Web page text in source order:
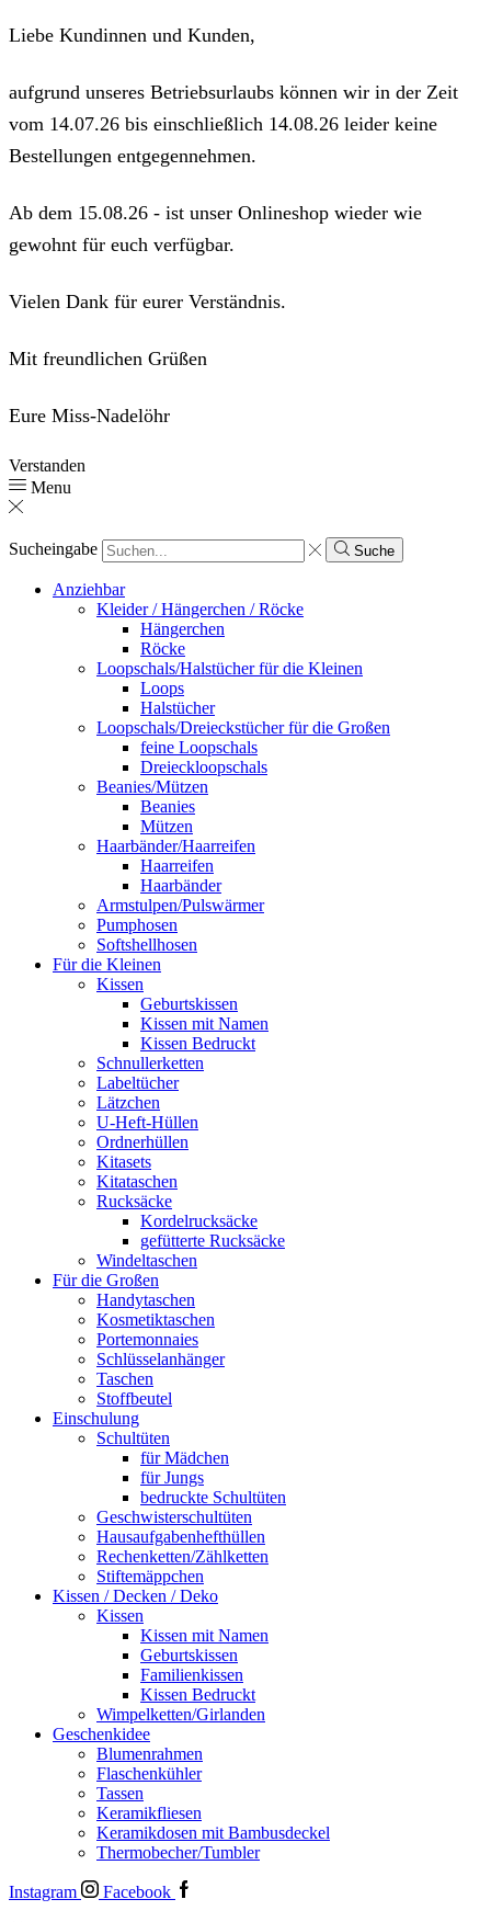
Liebe Kundinnen und Kunden,
aufgrund unseres Betriebsurlaubs können wir in der Zeit
vom 14.07.26 bis einschließlich 14.08.26 leider keine
Bestellungen entgegennehmen.
Ab dem 15.08.26 - ist unser Onlineshop wieder wie
gewohnt für euch verfügbar.
Vielen Dank für eurer Verständnis.
Mit freundlichen Grüßen
Eure Miss-Nadelöhr
Verstanden
Menu
Sucheingabe Suche
Anziehbar
Kleider / Hängerchen / Röcke
Hängerchen
Röcke
Loopschals/Halstücher für die Kleinen
Loops
Halstücher
Loopschals/Dreieckstücher für die Großen
feine Loopschals
Dreieckloopschals
Beanies/Mützen
Beanies
Mützen
Haarbänder/Haarreifen
Haarreifen
Haarbänder
Armstulpen/Pulswärmer
Pumphosen
Softshellhosen
Für die Kleinen
Kissen
Geburtskissen
Kissen mit Namen
Kissen Bedruckt
Schnullerketten
Labeltücher
Lätzchen
U-Heft-Hüllen
Ordnerhüllen
Kitasets
Kitataschen
Rucksäcke
Kordelrucksäcke
gefütterte Rucksäcke
Windeltaschen
Für die Großen
Handytaschen
Kosmetiktaschen
Portemonnaies
Schlüsselanhänger
Taschen
Stoffbeutel
Einschulung
Schultüten
für Mädchen
für Jungs
bedruckte Schultüten
Geschwisterschultüten
Hausaufgabenhefthüllen
Rechenketten/Zählketten
Stiftemäppchen
Kissen / Decken / Deko
Kissen
Kissen mit Namen
Geburtskissen
Familienkissen
Kissen Bedruckt
Wimpelketten/Girlanden
Geschenkidee
Blumenrahmen
Flaschenkühler
Tassen
Keramikfliesen
Keramikdosen mit Bambusdeckel
Thermobecher/Tumbler
Instagram Facebook